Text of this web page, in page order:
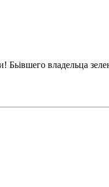
Бьівшего владельца